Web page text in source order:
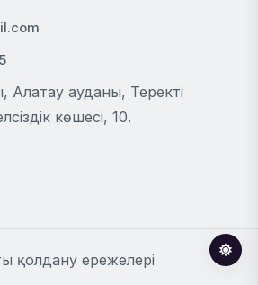
Алатау ауданы, Теректі
көшесі, 10.
қолдану ережелері